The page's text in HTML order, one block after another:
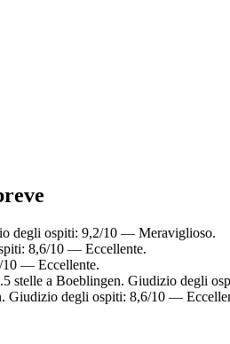
degli ospiti: 9,2/10 — Meraviglioso.
8,6/10 — Eccellente.
— Eccellente.
stelle a Boeblingen. Giudizio degli
Giudizio degli ospiti: 8,6/10 —